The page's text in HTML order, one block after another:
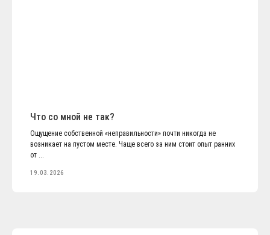
Что со мной не так?
Ощущение собственной «неправильности» почти никогда не
возникает на пустом месте. Чаще всего за ним стоит опыт ранних
от ...
19.03.2026